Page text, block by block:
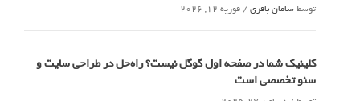
توسطسامان باقری / فوریه 12, 2026
کلینیک شما در صفحه اول گوگل نیست؟ راه‌حل در طراحی سایت و
سئو تخصصی است